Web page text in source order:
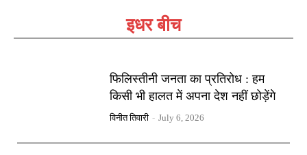
इधर बीच
फिलिस्तीनी जनता का प्रतिरोध : हम
किसी भी हालत में अपना देश नहीं छोड़ेंगे
विनीत तिवारी - July 6, 2026